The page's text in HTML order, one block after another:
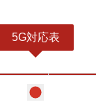
5G対応表